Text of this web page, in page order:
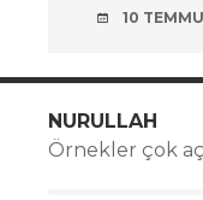
10
NURULLAH
Örnekler çok